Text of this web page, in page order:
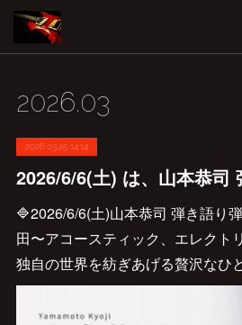
2026.03
2026.03.25 14:14
🔷2026/6/6(土)山本恭司 弾き語り
田〜アコースティック、エレクト
独自の世界を紡ぎあげる贅沢な